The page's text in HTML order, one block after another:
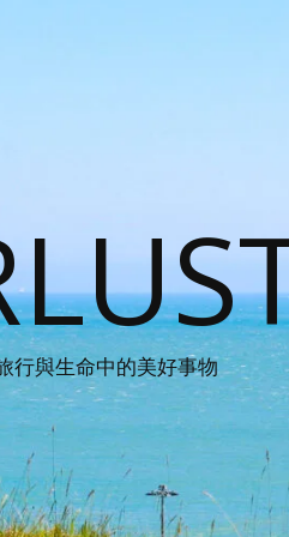
行與生命中的美好事物